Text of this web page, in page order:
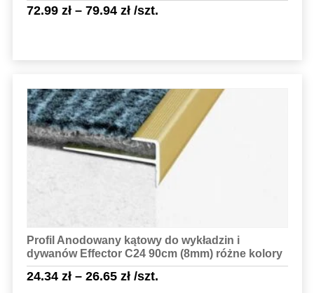
72.99 zł– 79.94 zł/szt.
Sprawdź szczegóły
Profil Anodowany kątowy do wykładzin i
dywanów Effector C24 90cm (8mm) różne kolory
24.34 zł– 26.65 zł/szt.